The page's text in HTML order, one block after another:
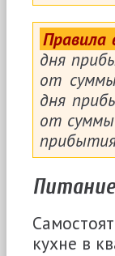
Правила
дня
от
дня
от
Питание
кухне в